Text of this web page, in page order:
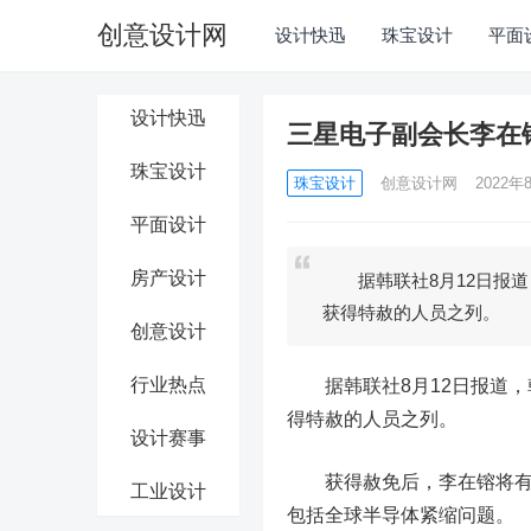
创意设计网 设计快迅 珠宝设计 平面
设计快迅
珠宝设计
平面设计
房产设计
创意设计
行业热点
设计赛事
工业设计
三星电子副会长李
珠宝设计 创意设计网 2022年
据韩联社8月12日报道
获得特赦的人员之列
据韩联社8月12日报道，
得特赦的人员之列。
获得赦免后，李在镕将有
包括全球半导体紧缩问题。